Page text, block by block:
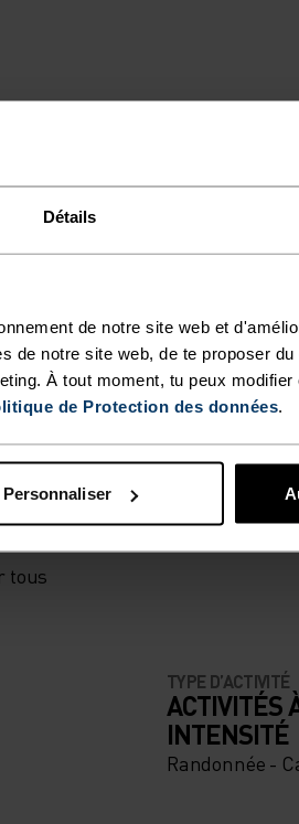
Détails
de notre site web et
de notre site web, de te proposer
À tout moment, tu peux
de Protection des données.
Personnaliser
tous
TYPE D’ACTIVITÉ
ACTIVITÉS
INTENSITÉ
Randonnée -